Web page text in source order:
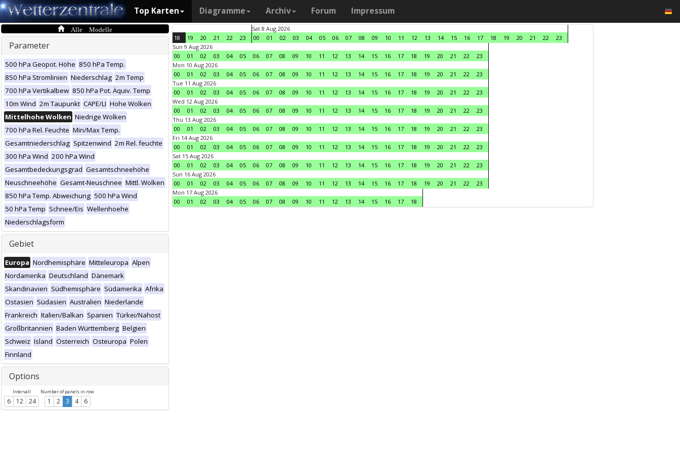
Top Karten Diagramme Archiv Forum Impressum
Alle Modelle
Parameter
500 hPa Geopot. Höhe 850 hPa Temp.
850 hPa Stromlinien Niederschlag 2m Temp
700 hPa Vertikalbew 850 hPa Pot. Äquiv. Temp
10m Wind 2m Taupunkt CAPE/LI Hohe Wolken
Mittelhohe Wolken Niedrige Wolken
700 hPa Rel. Feuchte Min/Max Temp.
Gesamtniederschlag Spitzenwind 2m Rel. feuchte
300 hPa Wind 200 hPa Wind
Gesamtbedeckungsgrad Gesamtschneehöhe
Neuschneehöhe Gesamt-Neuschnee Mittl. Wolken
850 hPa Temp. Abweichung 500 hPa Wind
50 hPa Temp Schnee/Eis Wellenhoehe
Niederschlagsform
Gebiet
Europa Nordhemisphäre Mitteleuropa Alpen
Nordamerika Deutschland Dänemark
Skandinavien Südhemisphäre Südamerika Afrika
Ostasien Südasien Australien Niederlande
Frankreich Italien/Balkan Spanien Türkei/Nahost
Großbritannien Baden Württemberg Belgien
Schweiz Island Österreich Osteuropa Polen
Finnland
Options
Intervall
6 12 24
Number of panels in row
1 2 3 4 6
18 19 20 21 22 23
Sat 8 Aug 2026
00
01 02 03 04 05 06 07 08 09 10 11 12 13 14 15 16 17 18 19 20 21 22
23
Sun 9 Aug 2026
00
01 02 03 04 05 06 07 08 09 10 11 12 13 14 15 16 17 18 19 20 21 22
23
Mon 10 Aug 2026
00
01 02 03 04 05 06 07 08 09 10 11 12 13 14 15 16 17 18 19 20 21 22
23
Tue 11 Aug 2026
00
01 02 03 04 05 06 07 08 09 10 11 12 13 14 15 16 17 18 19 20 21 22
23
Wed 12 Aug 2026
00
01 02 03 04 05 06 07 08 09 10 11 12 13 14 15 16 17 18 19 20 21 22
23
Thu 13 Aug 2026
00
01 02 03 04 05 06 07 08 09 10 11 12 13 14 15 16 17 18 19 20 21 22
23
Fri 14 Aug 2026
00
01 02 03 04 05 06 07 08 09 10 11 12 13 14 15 16 17 18 19 20 21 22
23
Sat 15 Aug 2026
00
01 02 03 04 05 06 07 08 09 10 11 12 13 14 15 16 17 18 19 20 21 22
23
Sun 16 Aug 2026
00
01 02 03 04 05 06 07 08 09 10 11 12 13 14 15 16 17 18 19 20 21 22
23
Mon 17 Aug 2026
00
01 02 03 04 05 06 07 08 09 10 11 12 13 14 15 16 17 18